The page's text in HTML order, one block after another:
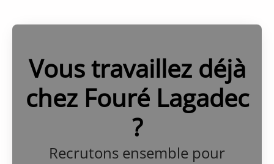
Vous travaillez déjà
chez Fouré Lagadec
?
Recrutons ensemble pour